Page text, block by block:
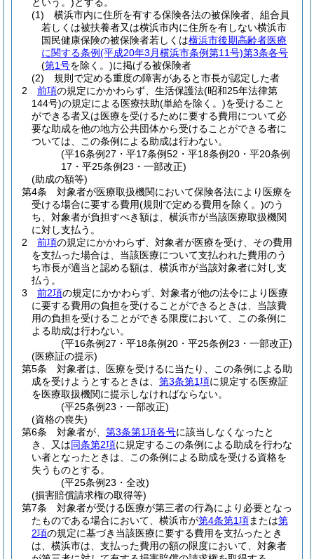
(1)
横浜市内に住所を有する保険各法の被保険者、組合員
若しくは被扶養者又は横浜市内に住所を有しない横浜市
国民健康保険の被保険者若しくは横浜市後期高齢者医療
に関する条例(平成20年3月横浜市条例第11号)第3条各号
(第1号を除く。)に掲げる被保険者
(2)
規則で定める重度の障害があると市長が認定した者
2
前項の規定にかかわらず、生活保護法(昭和25年法律第
144号)の規定による医療扶助(単給を除く。)を受けること
ができる者又は医療を受けるために要する費用について必
要な助成を他の地方公共団体から受けることができる者に
ついては、この条例による助成は行わない。
(平16条例27・平17条例52・平18条例20・平20条例
17・平25条例23・一部改正)
(助成の額等)
第4条
対象者が医療取扱機関において保険各法により医療を
受ける場合に要する費用(規則で定める費用を除く。)のう
ち、対象者が負担すべき額は、横浜市が当該医療取扱機関
に対し支払う。
2
前項の規定にかかわらず、対象者が医療を受け、その費用
を支払った場合は、当該医療について支払われた費用のう
ち市長が適当と認める額は、横浜市が当該対象者に対し支
払う。
3
前2項の規定にかかわらず、対象者が他の法令により医療
に要する費用の負担を受けることができるときは、当該費
用の負担を受けることができる限度において、この条例に
よる助成は行わない。
(平16条例27・平18条例20・平25条例23・一部改正)
(医療証の提示)
第5条
対象者は、医療を受けるに当たり、この条例による助
成を受けようとするときは、 第3条第1項に規定する医療証
を医療取扱機関に提示しなければならない。
(平25条例23・一部改正)
(資格の喪失)
第6条
対象者が、 第3条第1項各号に該当しなくなったと
き、又は同条第2項に規定するこの条例による助成を行わな
い者となったときは、この条例による助成を受ける資格を
失うものとする。
(平25条例23・全改)
(損害賠償請求権の取得等)
第7条
対象者が受ける医療が第三者の行為により必要となっ
たものである場合において、横浜市が第4条第1項または第
2項の規定に基づき当該医療に要する費用を支払ったとき
は、横浜市は、支払った費用の額の限度において、対象者